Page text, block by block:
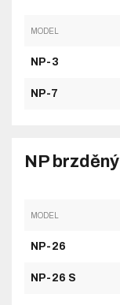
MODEL
NP-3
NP-7
NP
MODEL
NP-26
NP-26 S